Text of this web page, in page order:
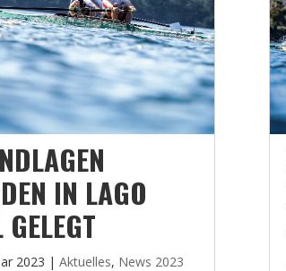
IN LAGO
2023 |Aktuelles, News 2023